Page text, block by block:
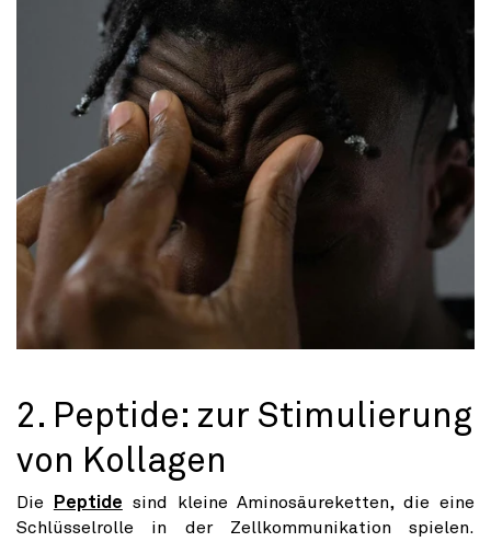
2. Peptide: zur Stimulierung
von Kollagen
Die Peptide sind kleine Aminosäureketten, die eine
Schlüsselrolle in der Zellkommunikation spielen.